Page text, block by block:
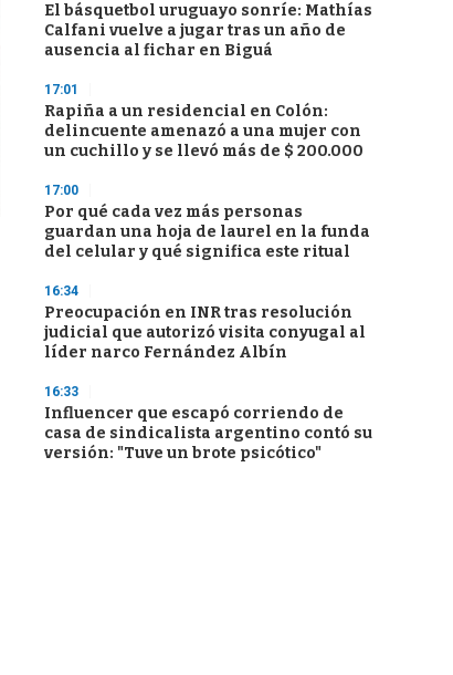
El básquetbol uruguayo sonríe: Mathías
Calfani vuelve a jugar tras un año de
ausencia al fichar en Biguá
17:01
Rapiña a un residencial en Colón:
delincuente amenazó a una mujer con
un cuchillo y se llevó más de $ 200.000
17:00
Por qué cada vez más personas
guardan una hoja de laurel en la funda
del celular y qué significa este ritual
16:34
Preocupación en INR tras resolución
judicial que autorizó visita conyugal al
líder narco Fernández Albín
16:33
Influencer que escapó corriendo de
casa de sindicalista argentino contó su
versión: "Tuve un brote psicótico"